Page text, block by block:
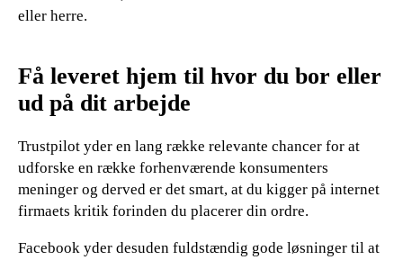
eller herre.
Få leveret hjem til hvor du bor eller
ud på dit arbejde
Trustpilot yder en lang række relevante chancer for at
udforske en række forhenværende konsumenters
meninger og derved er det smart, at du kigger på internet
firmaets kritik forinden du placerer din ordre.
Facebook yder desuden fuldstændig gode løsninger til at